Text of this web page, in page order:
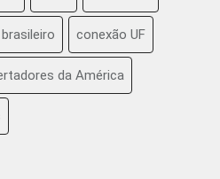
conexão UF
da América